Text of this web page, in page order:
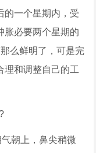
的一个星期内，受
胀必要两个星期的
么鲜明了，可是完
理和调整自己的工
朝上，鼻尖稍微